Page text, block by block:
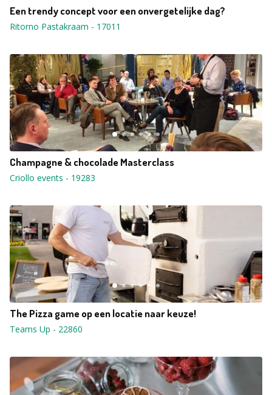
Een trendy concept voor een onvergetelijke dag?
Ritorno Pastakraam - 17011
Champagne & chocolade Masterclass
Criollo events - 19283
The Pizza game op een locatie naar keuze!
Teams Up - 22860